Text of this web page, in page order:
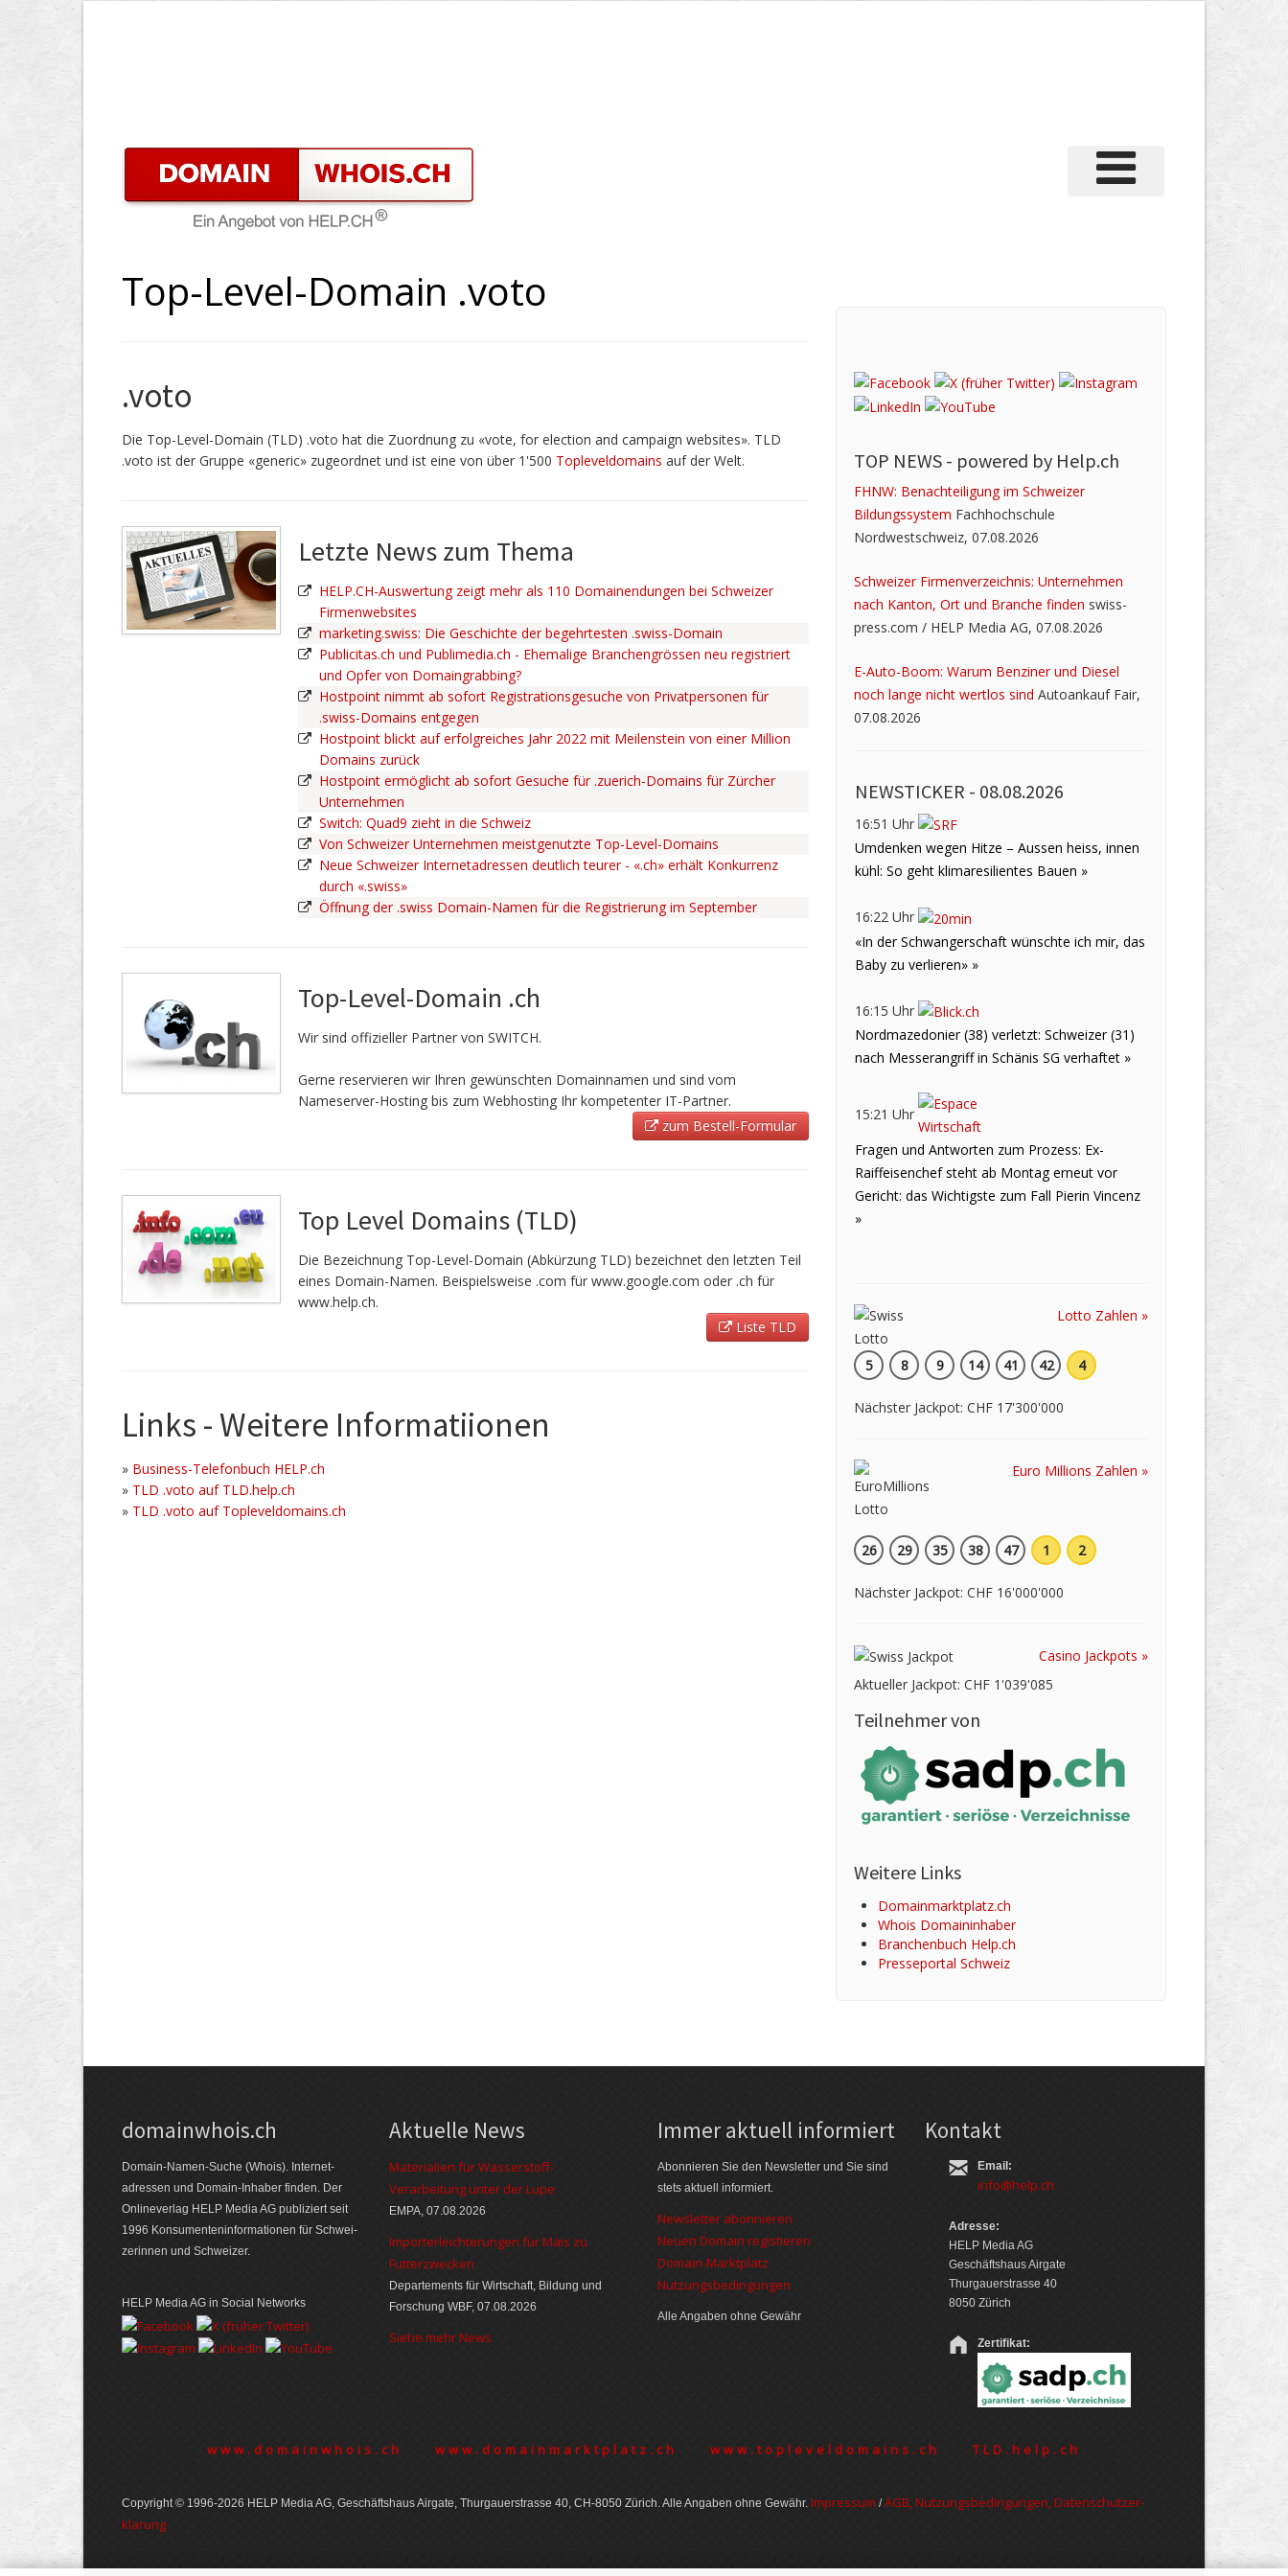
Top-Level-Domain .voto
.voto
Die Top-Level-Domain (TLD) .voto hat die Zuordnung zu «vote, for election and campaign websites». TLD
.voto ist der Gruppe «generic» zugeordnet und ist eine von über 1'500 Topleveldomains auf der Welt.
Letzte News zum Thema
HELP.CH-Auswertung zeigt mehr als 110 Domainendungen bei Schweizer
Firmenwebsites
marketing.swiss: Die Geschichte der begehrtesten .swiss-Domain
Publicitas.ch und Publimedia.ch - Ehemalige Branchengrössen neu registriert
und Opfer von Domaingrabbing?
Hostpoint nimmt ab sofort Registrationsgesuche von Privatpersonen für
.swiss-Domains entgegen
Hostpoint blickt auf erfolgreiches Jahr 2022 mit Meilenstein von einer Million
Domains zurück
Hostpoint ermöglicht ab sofort Gesuche für .zuerich-Domains für Zürcher
Unternehmen
Switch: Quad9 zieht in die Schweiz
Von Schweizer Unternehmen meistgenutzte Top-Level-Domains
Neue Schweizer Internetadressen deutlich teurer - «.ch» erhält Konkurrenz
durch «.swiss»
Öffnung der .swiss Domain-Namen für die Registrierung im September
Top-Level-Domain .ch
Wir sind offizieller Partner von SWITCH.
Gerne reservieren wir Ihren gewünschten Domainnamen und sind vom
Nameserver-Hosting bis zum Webhosting Ihr kompetenter IT-Partner.
zum Bestell-Formular
Top Level Domains (TLD)
Die Bezeichnung Top-Level-Domain (Abkürzung TLD) bezeichnet den letzten Teil
eines Domain-Namen. Beispielsweise .com für www.google.com oder .ch für
www.help.ch.
Liste TLD
Links - Weitere Informatiionen
» Business-Telefonbuch HELP.ch
» TLD .voto auf TLD.help.ch
» TLD .voto auf Topleveldomains.ch
TOP NEWS - powered by Help.ch
FHNW: Benachteiligung im Schweizer
Bildungssystem Fachhochschule
Nordwestschweiz, 07.08.2026
Schweizer Firmenverzeichnis: Unternehmen
nach Kanton, Ort und Branche finden swiss-
press.com / HELP Media AG, 07.08.2026
E-Auto-Boom: Warum Benziner und Diesel
noch lange nicht wertlos sind Autoankauf Fair,
07.08.2026
NEWSTICKER - 08.08.2026
16:51 Uhr
Umdenken wegen Hitze – Aussen heiss, innen
kühl: So geht klimaresilientes Bauen »
16:22 Uhr
«In der Schwangerschaft wünschte ich mir, das
Baby zu verlieren» »
16:15 Uhr
Nordmazedonier (38) verletzt: Schweizer (31)
nach Messerangriff in Schänis SG verhaftet »
15:21 Uhr
Fragen und Antworten zum Prozess: Ex-
Raiffeisenchef steht ab Montag erneut vor
Gericht: das Wichtigste zum Fall Pierin Vincenz
»
Lotto Zahlen »
5 8 9 14 41 42 4
Nächster Jackpot: CHF 17'300'000
Euro Millions Zahlen »
26 29 35 38 47 1 2
Nächster Jackpot: CHF 16'000'000
Casino Jackpots »
Aktueller Jackpot: CHF 1'039'085
Teilnehmer von
Weitere Links
Domainmarktplatz.ch
Whois Domaininhaber
Branchenbuch Help.ch
Presseportal Schweiz
domainwhois.ch
Domain-Namen-Suche (Whois). Internet­
adressen und Domain-Inhaber finden. Der
Online­verlag HELP Media AG publiziert seit
1996 Konsumenten­informationen für Schwei­
zerinnen und Schweizer.
HELP Media AG in Social Networks
Aktuelle News
Materialien für Wasserstoff-
Verarbeitung unter der Lupe
EMPA, 07.08.2026
Importerleichterungen für Mais zu
Futterzwecken
Departements für Wirtschaft, Bildung und
Forschung WBF, 07.08.2026
Siehe mehr News
Immer aktuell informiert
Abonnieren Sie den Newsletter und Sie sind
stets aktuell informiert.
Newsletter abonnieren
Neuen Domain registieren
Domain-Marktplatz
Nutzungsbedingungen
Alle Angaben ohne Gewähr
Kontakt
Email:
info@help.ch
Adresse:
HELP Media AG
Geschäftshaus Airgate
Thurgauerstrasse 40
8050 Zürich
Zertifikat:
www.domainwhois.ch www.domainmarktplatz.ch www.topleveldomains.ch TLD.help.ch
Copyright © 1996-2026 HELP Media AG, Geschäftshaus Airgate, Thurgauer­strasse 40, CH-8050 Zürich. Alle Angaben ohne Gewähr. Im­pres­sum /AGB, Nut­zungs­bedin­gungen, Daten­schutz­er­
klärung